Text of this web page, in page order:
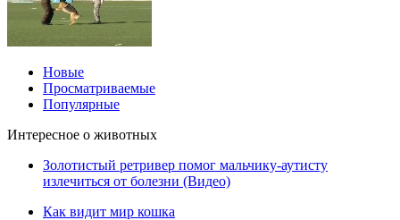
Новые
Просматриваемые
Популярные
Интересное о животных
Золотистый ретривер помог мальчику-аутисту
излечиться от болезни (Видео)
Как видит мир кошка